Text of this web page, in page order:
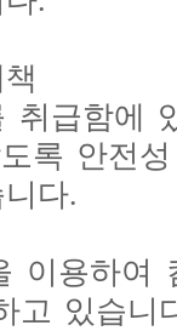
취급함에
록 안전
다.
용하여
고 있습니